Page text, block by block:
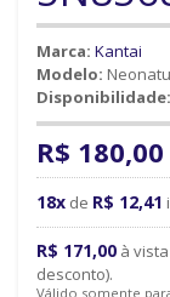
Marca: Kantai
Modelo:
Disponibilidade:
R$ 180,00
18x de R$ 12,41
R$ 171,00 à
desconto).
Válido somente